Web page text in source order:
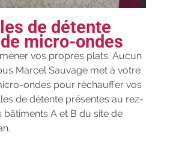
: avec notre Job Board
le point sur votre avenir pro :
votre bilan de compétences
découvrez nos aides
|
à nos Jobs Datings -
candidats, inscrivez-vous !
à nosprochains
2026-2027
de détente
micro-ondes
vos propres plats. Aucun
Marcel Sauvage met à votre
ondes pour réchauffer vos
de détente présentes au rez-
A et B du site de